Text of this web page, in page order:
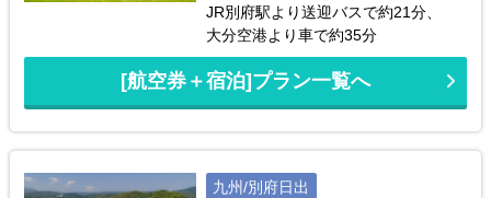
JR別府駅より送迎バスで約21分、
大分空港より車で約35分
[航空券＋宿泊]プラン一覧へ
九州/別府日出